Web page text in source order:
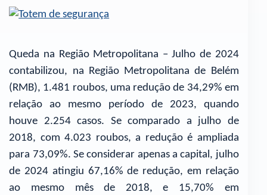
Queda na Região Metropolitana – Julho de 2024
contabilizou, na Região Metropolitana de Belém
(RMB), 1.481 roubos, uma redução de 34,29% em
relação ao mesmo período de 2023, quando
houve 2.254 casos. Se comparado a julho de
2018, com 4.023 roubos, a redução é ampliada
para 73,09%. Se considerar apenas a capital, julho
de 2024 atingiu 67,16% de redução, em relação
ao mesmo mês de 2018, e 15,70% em